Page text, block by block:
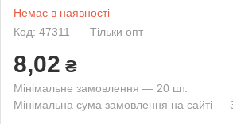
Немає в наявності
Код: 47311
Тільки опт
8,02 ₴
Мінімальне замовлення — 20 шт.
Мінімальна сума замовлення на сайті —